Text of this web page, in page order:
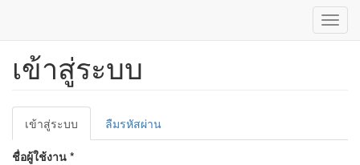
ข้าม
เนื้อหา
เข้าสู่ระบบ
Primary
tabs
เข้าสู่ระบบ
ปัจจุบัน)
ลืมรหัสผ่าน
ชื่อผู้ใช้งาน *